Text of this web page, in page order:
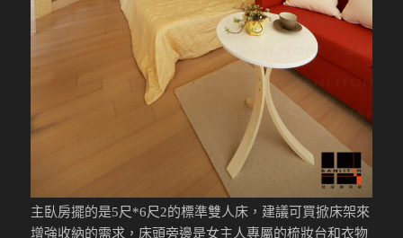
主臥房擺的是5尺*6尺2的標準雙人床，建議可買掀床架來
增強收納的需求，床頭旁邊是女主人專屬的梳妝台和衣物